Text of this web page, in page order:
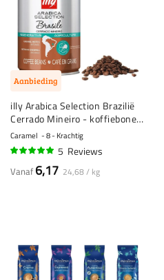
Aanbieding
illy Arabica Selection Brazilië
Cerrado Mineiro - koffiebonen
- 250 gram
Caramel 8 - Krachtig
5 Reviews
Vanaf 6,17 24,68 / kg